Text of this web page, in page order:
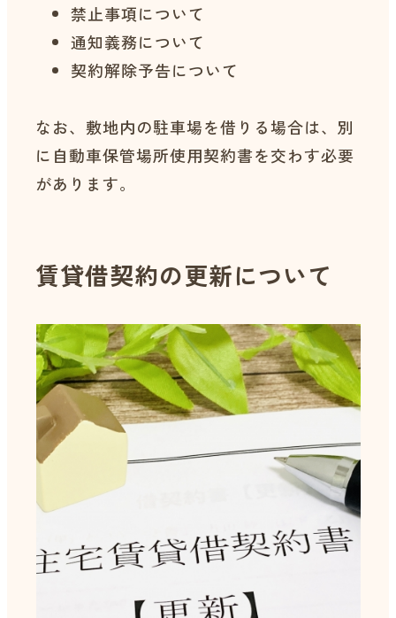
禁止事項について
通知義務について
契約解除予告について
なお、敷地内の駐車場を借りる場合は、別
に自動車保管場所使用契約書を交わす必要
があります。
賃貸借契約の更新について